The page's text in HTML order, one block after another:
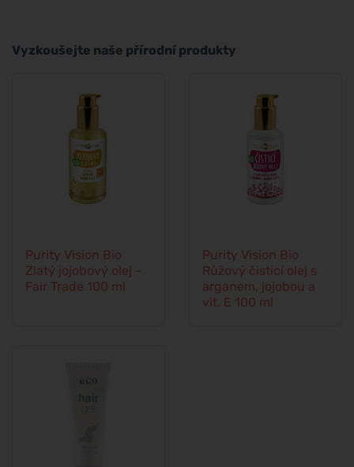
Vyzkoušejte naše přírodní produkty
Purity Vision Bio
Zlatý jojobový olej -
Fair Trade 100 ml
Purity Vision Bio
Růžový čisticí olej s
arganem, jojobou a
vit. E 100 ml